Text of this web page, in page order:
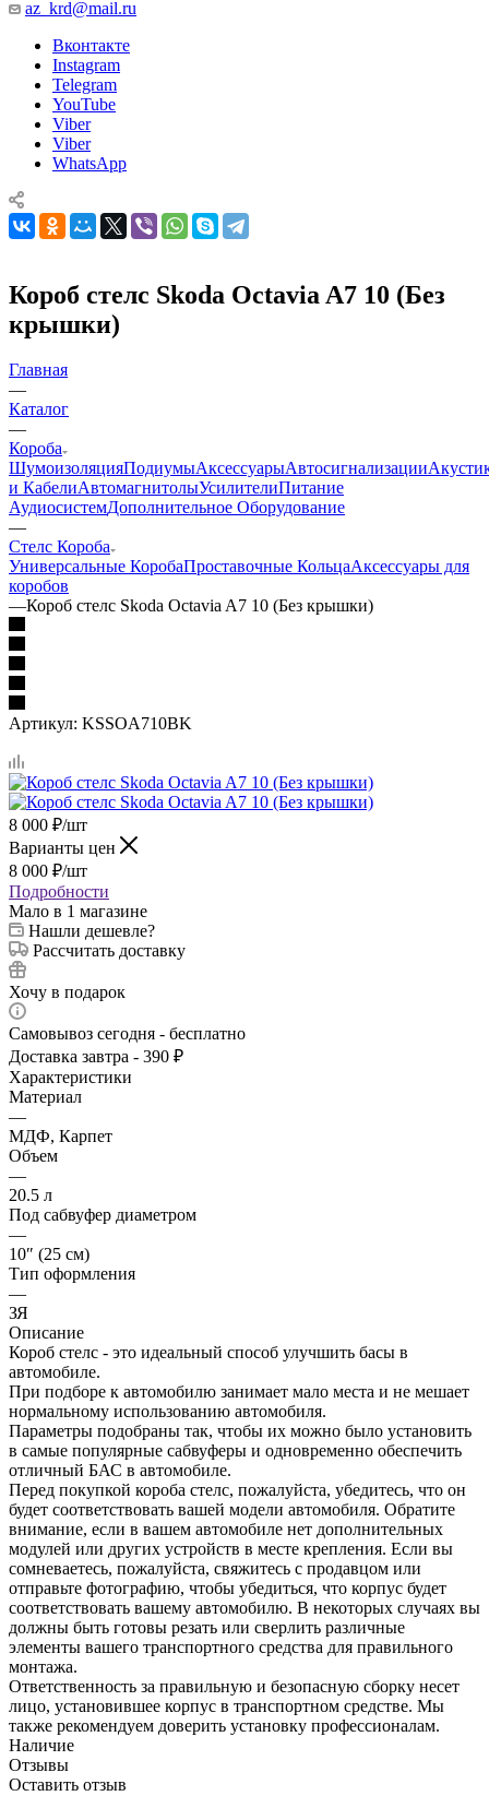
az_krd@mail.ru
Вконтакте
Instagram
Telegram
YouTube
Viber
Viber
WhatsApp
Короб стелс Skoda Octavia A7 10 (Без
крышки)
Главная
—
Каталог
—
Короба
ШумоизоляцияПодиумыАксессуарыАвтосигнализации
и КабелиАвтомагнитолыУсилителиПитание
АудиосистемДополнительное Оборудование
—
Стелс Короба
Универсальные КоробаПроставочные КольцаАксессуары для
коробов
—Короб стелс Skoda Octavia A7 10 (Без крышки)
Артикул: KSSOA710BK
8 000 ₽/шт
Варианты цен
8 000 ₽/шт
Подробности
Мало в 1 магазине
Нашли дешевле?
Рассчитать доставку
Хочу в подарок
Самовывоз сегодня - бесплатно
Доставка завтра - 390 ₽
Характеристики
Материал
—
МДФ, Карпет
Объем
—
20.5 л
Под сабвуфер диаметром
—
10″ (25 см)
Тип оформления
—
ЗЯ
Описание
Короб стелс - это идеальный способ улучшить басы в
автомобиле.
При подборе к автомобилю занимает мало места и не мешает
нормальному использованию автомобиля.
Параметры подобраны так, чтобы их можно было установить
в самые популярные сабвуферы и одновременно обеспечить
отличный БАС в автомобиле.
Перед покупкой короба стелс, пожалуйста, убедитесь, что он
будет соответствовать вашей модели автомобиля. Обратите
внимание, если в вашем автомобиле нет дополнительных
модулей или других устройств в месте крепления. Если вы
сомневаетесь, пожалуйста, свяжитесь с продавцом или
отправьте фотографию, чтобы убедиться, что корпус будет
соответствовать вашему автомобилю. В некоторых случаях вы
должны быть готовы резать или сверлить различные
элементы вашего транспортного средства для правильного
монтажа.
Ответственность за правильную и безопасную сборку несет
лицо, установившее корпус в транспортном средстве. Мы
также рекомендуем доверить установку профессионалам.
Наличие
Отзывы
Оставить отзыв